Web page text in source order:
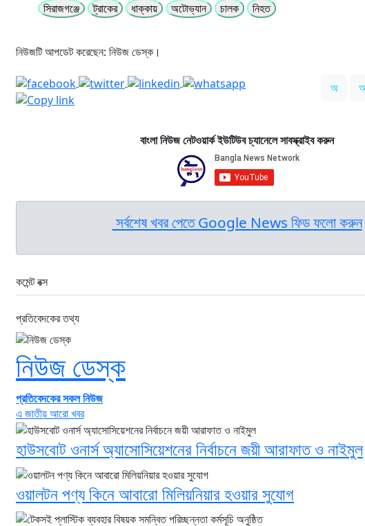
সিরাজগঞ্জে
ট্রাকের ধাক্কায় অটোভ্যান চালক নিহত
নিউজটি আপডেট করেছেন: নিউজ ডেস্ক।
অ
বাংলা নিউজ নেটওয়ার্ক ইউটিউব চ্যানেলে সাবস্ক্রাইব করুন
সর্বশেষ খবর পেতে Google News ফিড ফলো করুন
কমেন্ট বক্স
প্রতিবেদকের তথ্য
নিউজ ডেস্ক
প্রতিবেদকের সকল নিউজ
এ জাতীয় আরো খবর
হাউসবোট ওনার্স অ্যাসোসিয়েশনের নির্বাচনে জয়ী আরাফাত ও নাইমুল
ওয়ালটন পণ্য কিনে আবারো মিলিয়নিয়ার হওয়ার সুযোগ